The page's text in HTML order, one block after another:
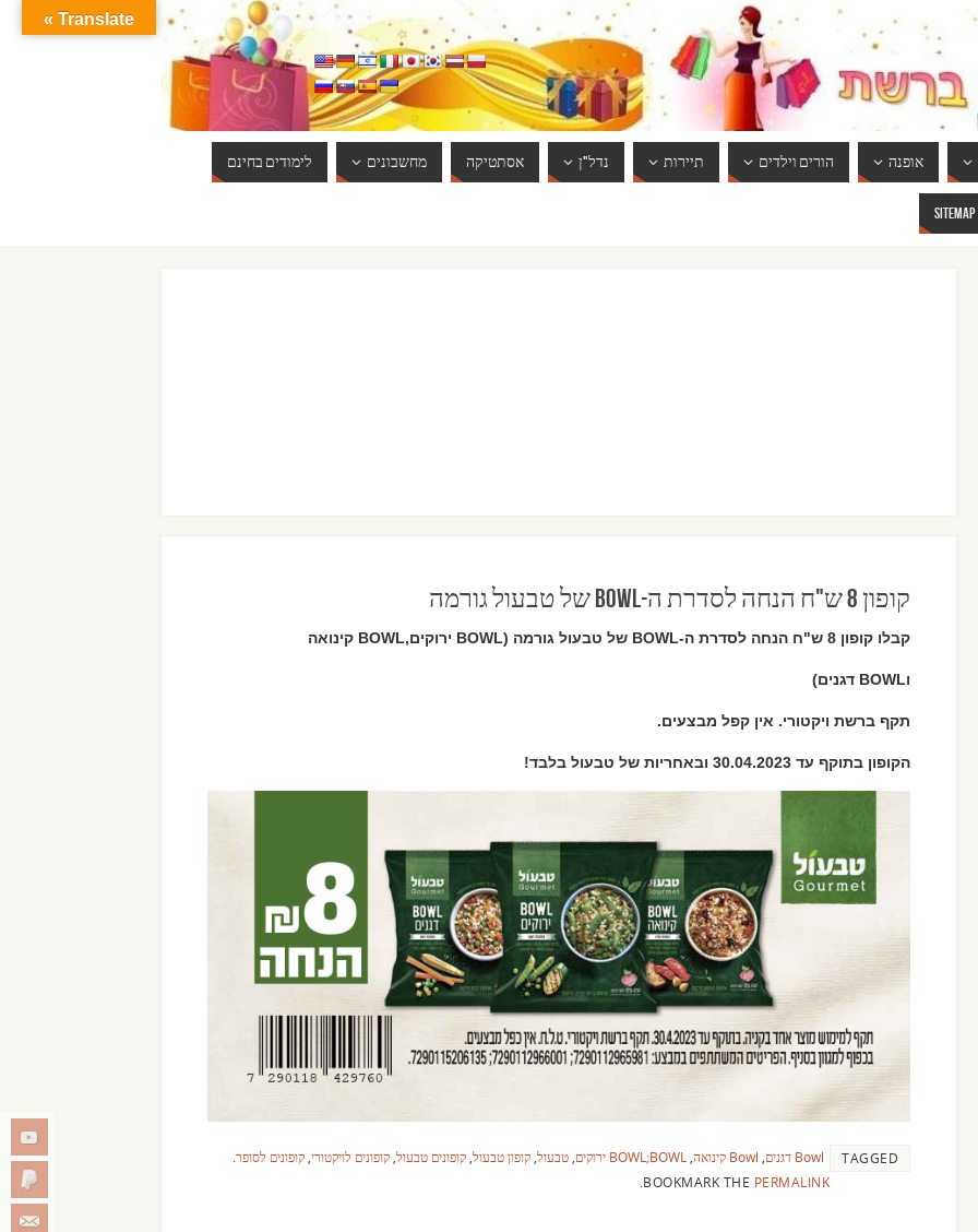
אופנה הורים וילדים תיירות נדל"ן אסתטיקה מחשבונים לימודים בחינם
SITEMAP
קופון 8 ש"ח הנחה לסדרת ה-BOWL של טבעול גורמה
קבלו קופון 8 ש"ח הנחה לסדרת ה-BOWL של טבעול גורמה (BOWL ירוקים,BOWL קינואה
וBOWL דגנים)
תקף ברשת ויקטורי. אין קפל מבצעים.
הקופון בתוקף עד 30.04.2023 ובאחריות של טבעול בלבד!
TAGGED Bowl דגנים Bowl קינואה BOWL;BOWL ירוקים טבעול קופון טבעול קופונים טבעול קופונים לויקטורי קופונים לסופר
BOOKMARK THE PERMALINK
Translate »